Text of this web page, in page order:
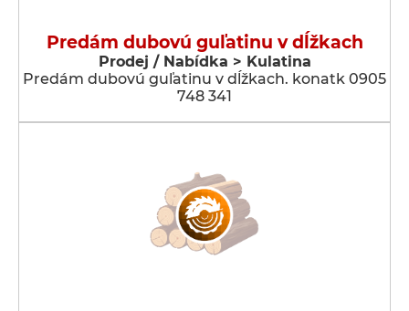
Predám dubovú guľatinu v dĺžkach
Prodej / Nabídka > Kulatina
Predám dubovú guľatinu v dĺžkach. konatk 0905
748 341